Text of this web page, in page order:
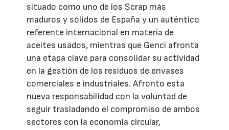
situado como uno de los Scrap más
maduros y sólidos de España y un auténtico
referente internacional en materia de
aceites usados, mientras que Genci afronta
una etapa clave para consolidar su actividad
en la gestión de los residuos de envases
comerciales e industriales. Afronto esta
nueva responsabilidad con la voluntad de
seguir trasladando el compromiso de ambos
sectores con la economía circular,